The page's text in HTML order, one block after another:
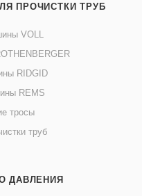
ПРОЧИСТКИ ТРУБ
VOLL
RIDGID
REMS
тросы
труб
ДАВЛЕНИЯ